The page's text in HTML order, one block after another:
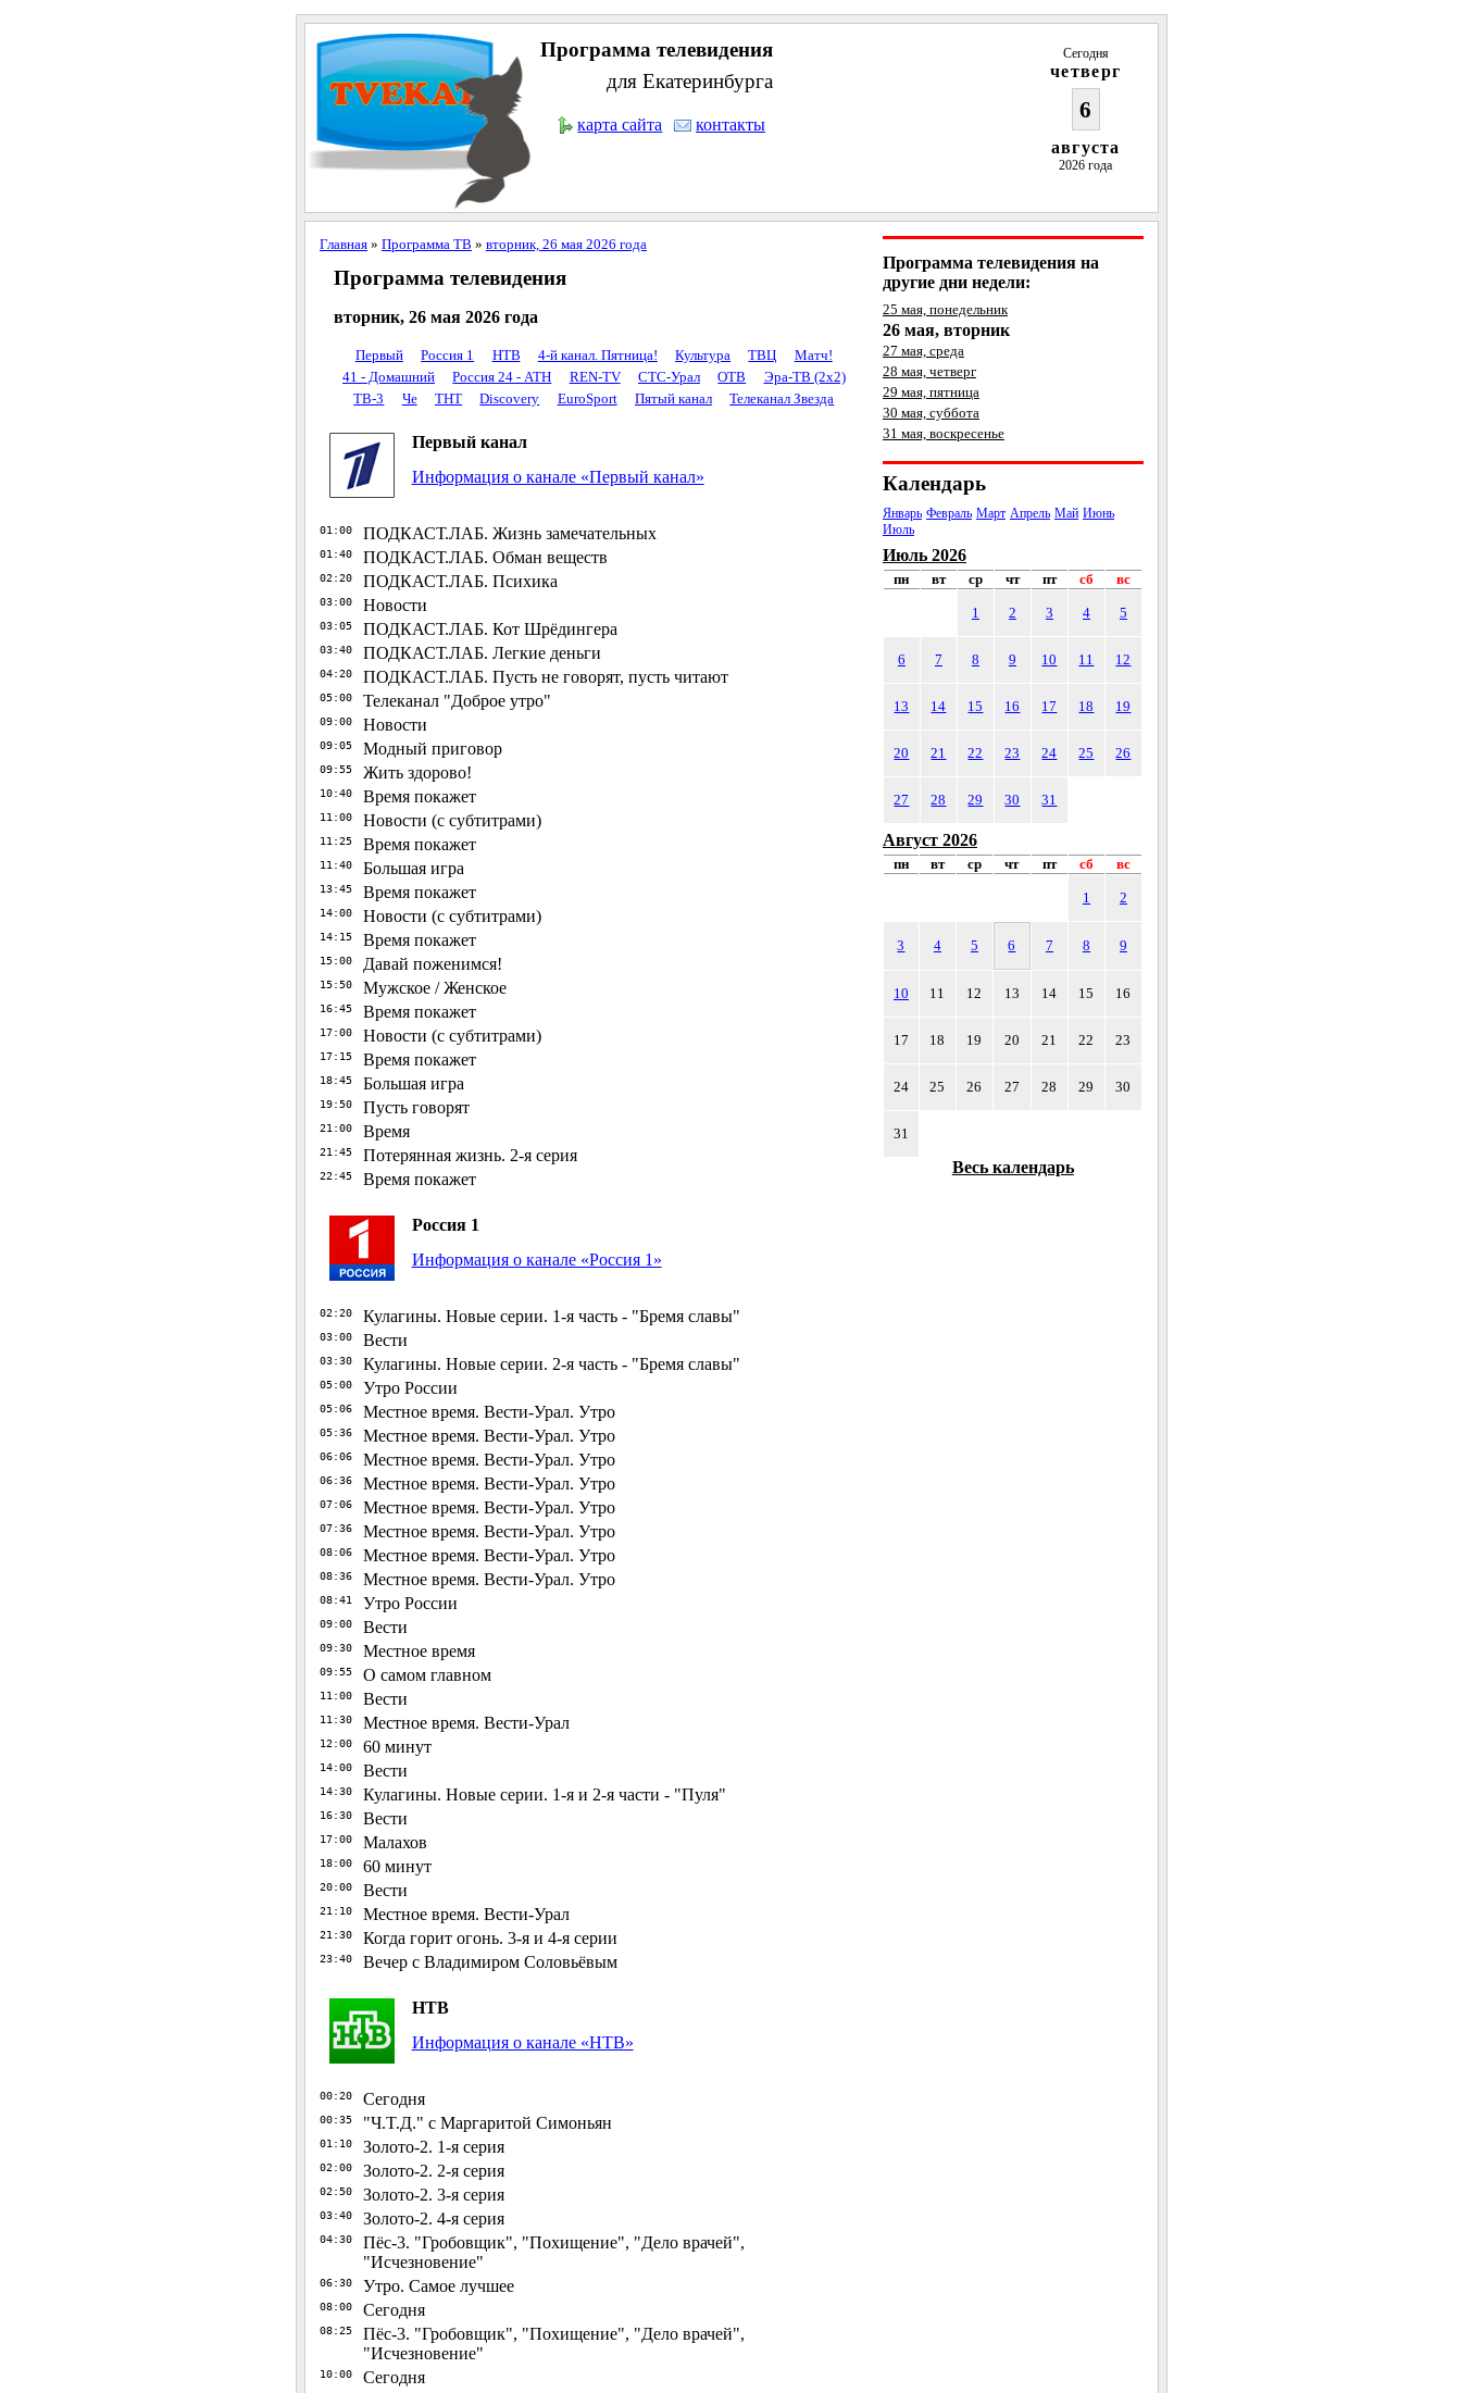
Программа телевидения
для Екатеринбурга
карта сайта контакты
Сегодня
четверг
6
августа
2026 года
Главная» Программа ТВ » вторник, 26 мая 2026 года
Программа телевидения
вторник, 26 мая 2026 года
Первый Россия 1 НТВ 4-й канал. Пятница! Культура ТВЦ
Матч!
41 - Домашний
Россия 24 - АТН REN-TV СТС-Урал ОТВ
Эра-ТВ (2x2)
ТВ-3
Че ТНТ Discovery EuroSport Пятый канал Телеканал Звезда
Первый канал
Информация о канале «Первый канал»
01:00 ПОДКАСТ.ЛАБ. Жизнь замечательных
01:40 ПОДКАСТ.ЛАБ. Обман веществ
02:20 ПОДКАСТ.ЛАБ. Психика
03:00 Новости
03:05 ПОДКАСТ.ЛАБ. Кот Шрёдингера
03:40 ПОДКАСТ.ЛАБ. Легкие деньги
04:20 ПОДКАСТ.ЛАБ. Пусть не говорят, пусть читают
05:00 Телеканал "Доброе утро"
09:00 Новости
09:05 Модный приговор
09:55 Жить здорово!
10:40 Время покажет
11:00 Новости (с субтитрами)
11:25 Время покажет
11:40 Большая игра
13:45 Время покажет
14:00 Новости (с субтитрами)
14:15 Время покажет
15:00 Давай поженимся!
15:50 Мужское / Женское
16:45 Время покажет
17:00 Новости (с субтитрами)
17:15 Время покажет
18:45 Большая игра
19:50 Пусть говорят
21:00 Время
21:45 Потерянная жизнь. 2-я серия
22:45 Время покажет
Россия 1
Информация о канале «Россия 1»
02:20 Кулагины. Новые серии. 1-я часть - "Бремя славы"
03:00 Вести
03:30 Кулагины. Новые серии. 2-я часть - "Бремя славы"
05:00 Утро России
05:06 Местное время. Вести-Урал. Утро
05:36 Местное время. Вести-Урал. Утро
06:06 Местное время. Вести-Урал. Утро
06:36 Местное время. Вести-Урал. Утро
07:06 Местное время. Вести-Урал. Утро
07:36 Местное время. Вести-Урал. Утро
08:06 Местное время. Вести-Урал. Утро
08:36 Местное время. Вести-Урал. Утро
08:41 Утро России
09:00 Вести
09:30 Местное время
09:55 О самом главном
11:00 Вести
11:30 Местное время. Вести-Урал
12:00 60 минут
14:00 Вести
14:30 Кулагины. Новые серии. 1-я и 2-я части - "Пуля"
16:30 Вести
17:00 Малахов
18:00 60 минут
20:00 Вести
21:10 Местное время. Вести-Урал
21:30 Когда горит огонь. 3-я и 4-я серии
23:40 Вечер с Владимиром Соловьёвым
НТВ
Информация о канале «НТВ»
00:20 Сегодня
00:35 "Ч.T.Д." с Маргаритой Симоньян
01:10 Золото-2. 1-я серия
02:00 Золото-2. 2-я серия
02:50 Золото-2. 3-я серия
03:40 Золото-2. 4-я серия
04:30
Пёс-3. "Гробовщик", "Похищение", "Дело врачей",
"Исчезновение"
06:30 Утро. Самое лучшее
08:00 Сегодня
08:25
Пёс-3. "Гробовщик", "Похищение", "Дело врачей",
"Исчезновение"
10:00 Сегодня
Программа телевидения на
другие дни недели:
25 мая, понедельник
26 мая, вторник
27 мая, среда
28 мая, четверг
29 мая, пятница
30 мая, суббота
31 мая, воскресенье
Календарь
Январь Февраль Март Апрель Май Июнь
Июль
Июль 2026
пн вт ср чт пт сб вс
1 2 3 4 5
6 7 8 9 10 11 12
13 14 15 16 17 18 19
20 21 22 23 24 25 26
27 28 29 30 31
Август 2026
пн вт ср чт пт сб вс
1 2
3 4 5 6 7 8 9
10 11 12 13 14 15 16
17 18 19 20 21 22 23
24 25 26 27 28 29 30
31
Весь календарь